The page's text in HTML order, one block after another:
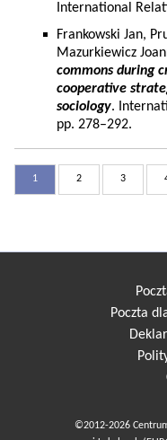
International
Frankowski Jan,
Mazurkiewicz
commons during
cooperative
sociology.
pp. 278–292.
1 2 3
Poczta
©2012-2026